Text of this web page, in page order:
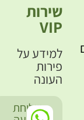
שירות
VIP
למידע על
פירות
העונה
שליחת